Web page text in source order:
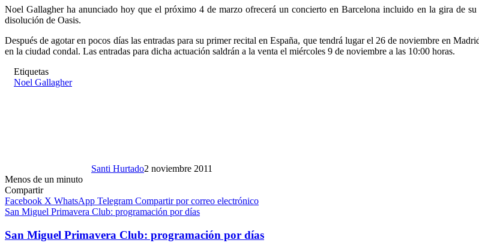
Noel Gallagher ha anunciado hoy que el próximo 4 de marzo ofrecerá un concierto en Barcelona incluido en la gira de
disolución de Oasis.
Después de agotar en pocos días las entradas para su primer recital en España, que tendrá lugar el 26 de noviembre en
en la ciudad condal. Las entradas para dicha actuación saldrán a la venta el miércoles 9 de noviembre a las 10:00 horas.
Etiquetas
Noel Gallagher
Santi Hurtado2 noviembre 2011
Menos de un minuto
Compartir
Facebook X WhatsApp Telegram Compartir por correo electrónico
San Miguel Primavera Club: programación por días
San Miguel Primavera Club: programación por días